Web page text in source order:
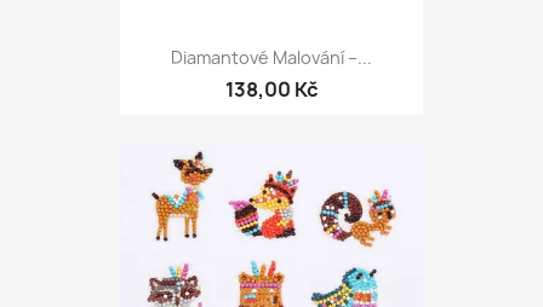
Diamantové Malování –...
138,00 Kč